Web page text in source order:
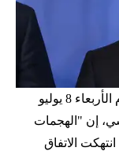
قال الرئيس الفرنسي، إيمانويل ماكرون، يوم الأربعاء 8 يوليو
إن "الهجمات
الاتفاق